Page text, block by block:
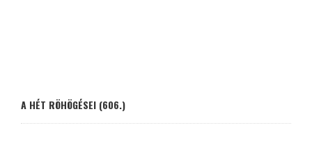
A HÉT RÖHÖGÉSEI (606.)